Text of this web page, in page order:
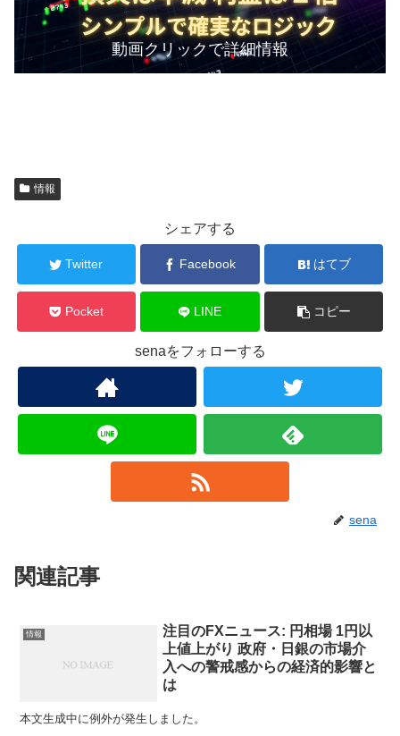
動画クリックで詳細情報
情報
シェアする
Twitter Facebook はてブ
Pocket LINE コピー
senaをフォローする
sena
関連記事
情報
注目のFXニュース: 円相場 1円以
上値上がり 政府・日銀の市場介
入への警戒感からの経済的影響と
は
本文生成中に例外が発生しました。